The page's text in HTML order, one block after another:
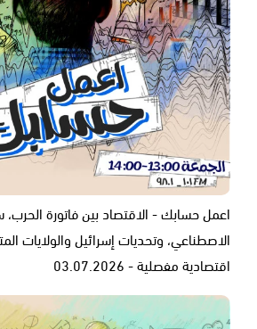
اعمل حسابك - الاقتصاد بين فاتورة الحرب،
الاصطناعي، وتحديات إسرائيل والولايات
اقتصادية مفصلية - 03.07.2026